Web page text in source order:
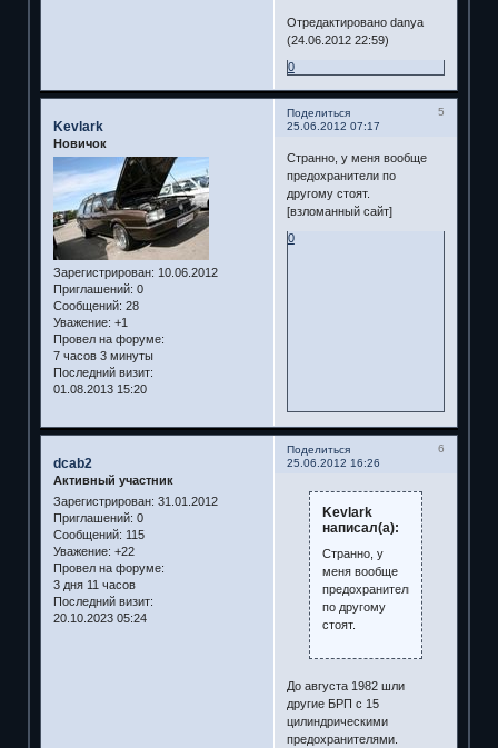
Отредактировано danya
(24.06.2012 22:59)
0
Поделиться
5
25.06.2012 07:17
Kevlark
Новичок
Зарегистрирован: 10.06.2012
Приглашений: 0
Сообщений: 28
Уважение: +1
Провел на форуме:
7 часов 3 минуты
Последний визит:
01.08.2013 15:20
Странно, у меня вообще
предохранители по
другому стоят.
[взломанный сайт]
0
Поделиться
6
25.06.2012 16:26
dcab2
Активный участник
Зарегистрирован: 31.01.2012
Приглашений: 0
Сообщений: 115
Уважение: +22
Провел на форуме:
3 дня 11 часов
Последний визит:
20.10.2023 05:24
Kevlark
написал(а):
Странно, у
меня вообще
предохранители
по другому
стоят.
До августа 1982 шли
другие БРП с 15
цилиндрическими
предохранителями.